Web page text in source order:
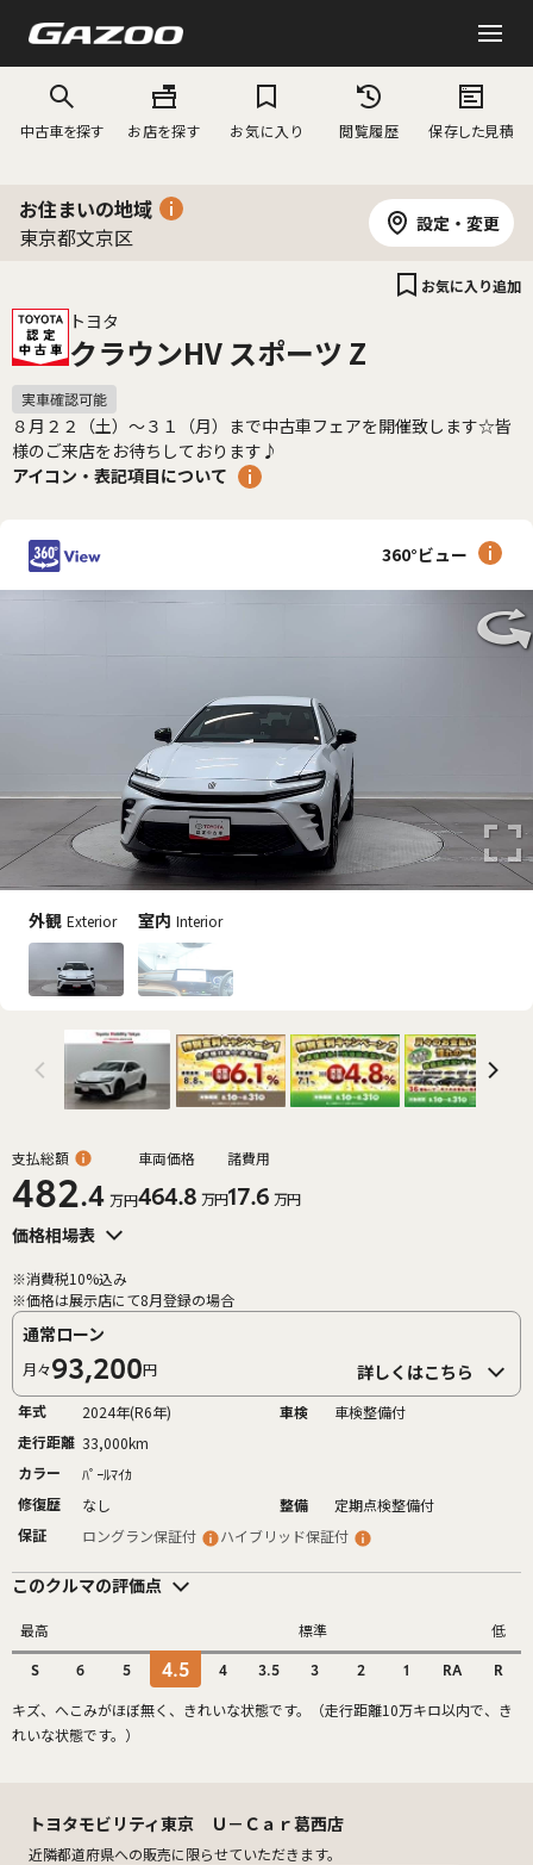
中古車を探す お店を探す お気に入り 閲覧履歴 保存した見積
お住まいの地域
東京都文京区
設定・変更
トヨタ
クラウンHV スポーツ Z
お気に入り追加
８月２２（土）～３１（月）まで中古車フェアを開催致します☆皆
様のご来店をお待ちしております♪
アイコン・表記項目について
360°ビュー
外観 Exterior 室内 Interior
支払総額
482.4 万円
車両価格
464.8 万円
諸費用
17.6 万円
価格相場表
※消費税10%込み
※価格は展示店にて8月登録の場合
通常ローン
月々93,200円 詳しくはこちら
年式 2024年(R6年) 車検
車検整備付
走行距離 33,000km
カラー
ﾊﾟｰﾙﾏｲｶ
修復歴
なし 整備
定期点検整備付
保証
ロングラン保証付 ハイブリッド保証付
このクルマの評価点
最高 標準 低
S 6 5 4.5 4 3.5 3 2 1 RA R
キズ、へこみがほぼ無く、きれいな状態です。（走行距離10万キロ以内で、き
れいな状態です。）
トヨタモビリティ東京 Ｕ－Ｃａｒ葛西店
近隣都道府県への販売に限らせていただきます。